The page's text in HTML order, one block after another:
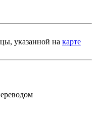
указанной на карте